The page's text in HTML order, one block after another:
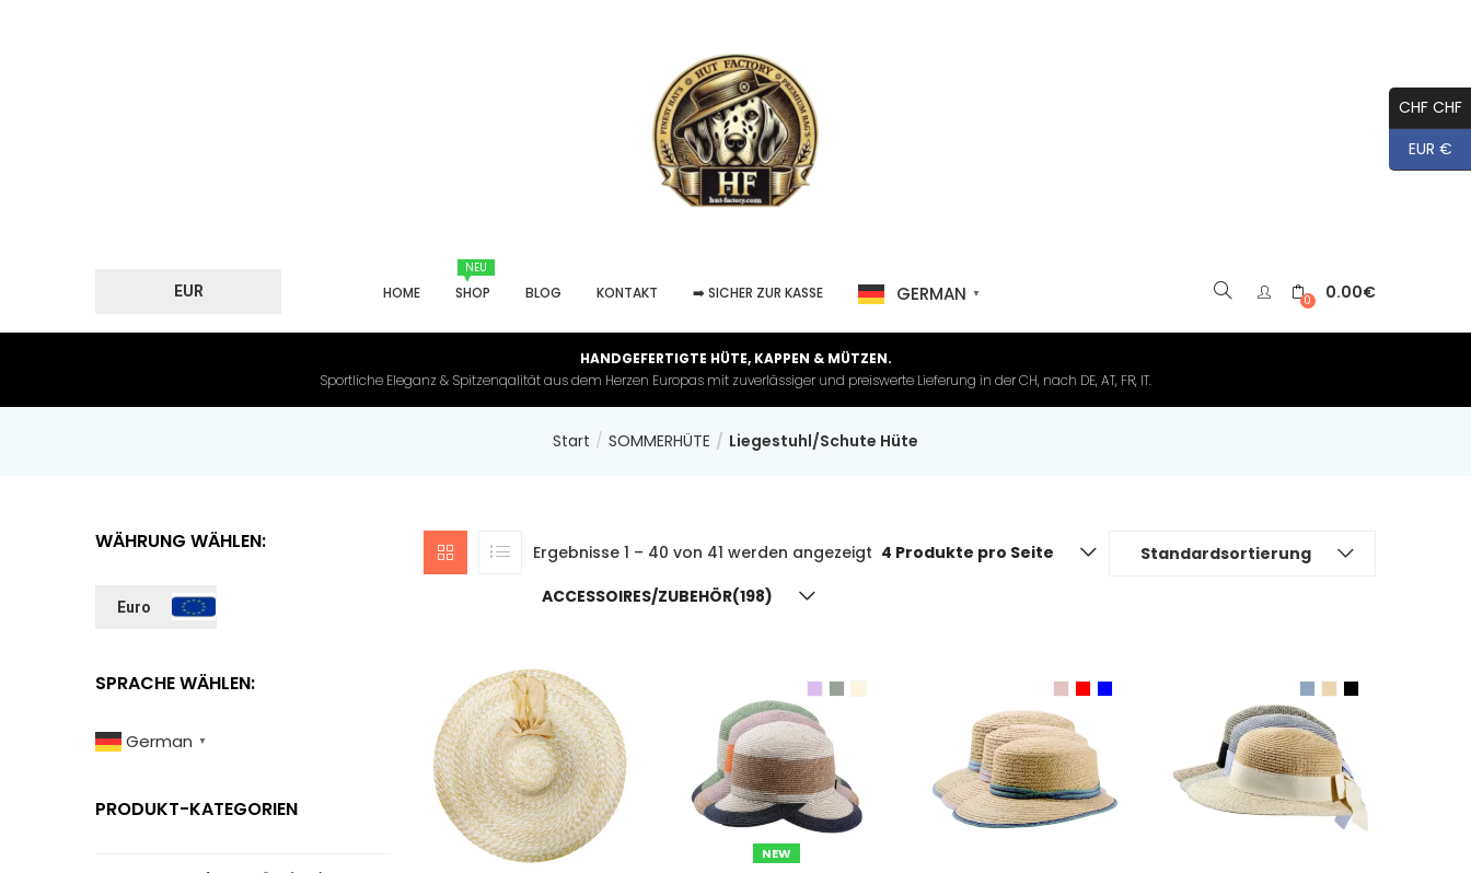
EUR HOME
NEU
SHOP BLOG KONTAKT ➡️ SICHER ZUR KASSE GERMAN ▼ 0 0.00€
HANDGEFERTIGTE HÜTE, KAPPEN & MÜTZEN.
Sportliche Eleganz & Spitzenqalität aus dem Herzen Europas mit zuverlässiger und preiswerte Lieferung in der CH, nach DE, AT, FR, IT.
Start SOMMERHÜTE Liegestuhl/Schute Hüte
Ergebnisse 1 – 40 von 41 werden angezeigt Standardsortierung
4 Produkte pro Seite
ACCESSOIRES/ZUBEHÖR(198)
IN DEN WARENKORB
NEW
WÄHRUNG WÄHLEN:
Euro
SPRACHE WÄHLEN:
German ▼
PRODUKT-KATEGORIEN
CHF CHF
EUR €